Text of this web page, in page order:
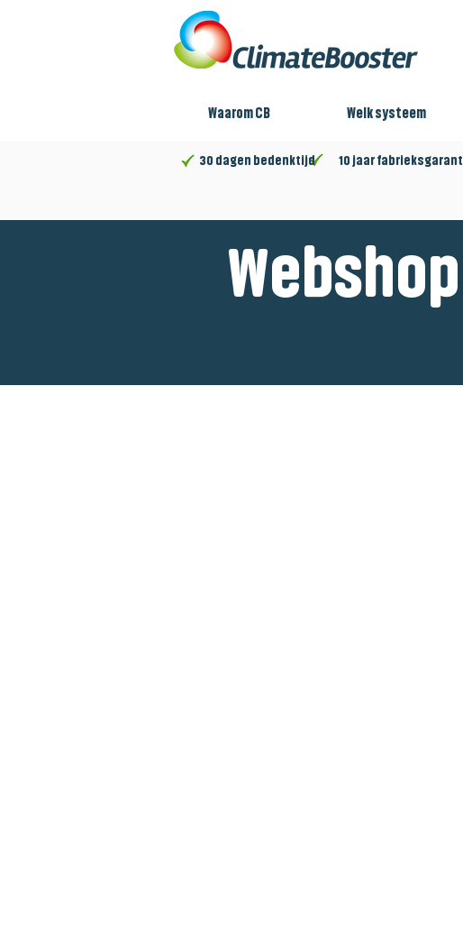
Waarom CB Welk systeem
30 dagen bedenktijd 10 jaar
Webshop